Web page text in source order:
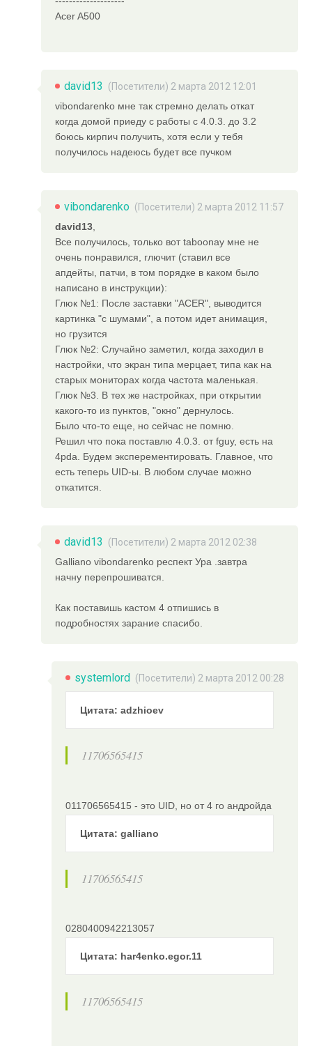
Acer A500
david13
(Посетители) 2 марта 2012 12:01
vibondarenko мне так стремно делать откат
когда домой приеду с работы с 4.0.3. до 3.2
боюсь кирпич получить, хотя если у тебя
получилось надеюсь будет все пучком
vibondarenko (Посетители) 2 марта 2012 11:57
david13
Все получилось, только вот taboonay мне не
очень понравился, глючит (ставил все
апдейты, патчи, в том порядке в каком было
написано в инструкции):
Глюк №1: После заставки "ACER", выводится
картинка "с шумами", а потом идет анимация,
но грузится
Глюк №2: Случайно заметил, когда заходил в
настройки, что экран типа мерцает, типа как на
старых мониторах когда частота маленькая.
Глюк №3. В тех же настройках, при открытии
какого-то из пунктов, "окно" дернулось.
Было что-то еще, но сейчас не помню.
Решил что пока поставлю 4.0.3. от fguy, есть на
4pda. Будем эксперементировать. Главное, что
есть теперь UID-ы. В любом случае можно
откатится.
david13
(Посетители) 2 марта 2012 02:38
Galliano vibondarenko респект Ура .завтра
начну перепрошиватся.
Как поставишь кастом 4 отпишись в
подробностях зарание спасибо.
systemlord (Посетители) 2 марта 2012 00:28
Цитата: adzhioev
11706565415
011706565415 - это UID, но от 4 го андройда
Цитата: galliano
11706565415
0280400942213057
Цитата: har4enko.egor.11
11706565415